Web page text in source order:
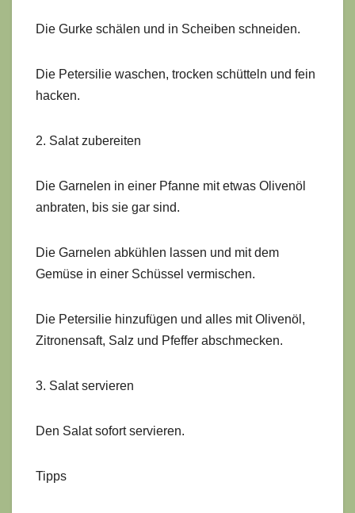
Die Gurke schälen und in Scheiben schneiden.
Die Petersilie waschen, trocken schütteln und fein
hacken.
2. Salat zubereiten
Die Garnelen in einer Pfanne mit etwas Olivenöl
anbraten, bis sie gar sind.
Die Garnelen abkühlen lassen und mit dem
Gemüse in einer Schüssel vermischen.
Die Petersilie hinzufügen und alles mit Olivenöl,
Zitronensaft, Salz und Pfeffer abschmecken.
3. Salat servieren
Den Salat sofort servieren.
Tipps